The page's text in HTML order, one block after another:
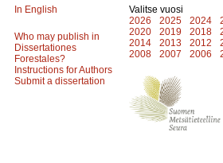
In English
Who may publish in
Dissertationes
Forestales?
Instructions for Authors
Submit a dissertation
Valitse vuosi
2026
2025 2024
2020
2019 2018
2014
2013 2012
2008
2007 2006